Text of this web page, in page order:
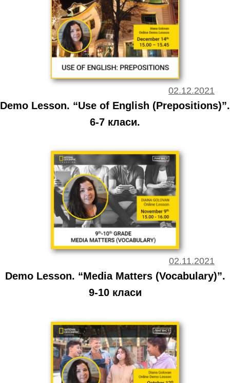
02.12.2021
Demo Lesson. “Use of English (Prepositions)”.
6-7 класи.
02.11.2021
Demo Lesson. “Media Matters (Vocabulary)”.
9-10 класи